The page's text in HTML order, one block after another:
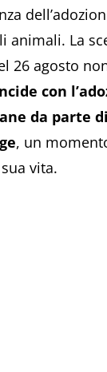
animali. La
26 agosto
con
da parte di
, un
vita.